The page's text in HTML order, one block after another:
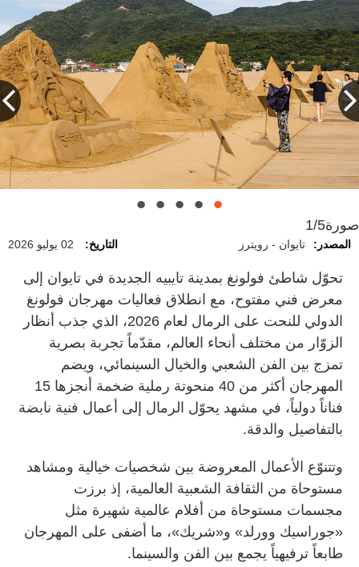
صورة1/5
المصدر: تايوان - رويترز التاريخ: 02 يوليو 2026
تحوّل شاطئ فولونغ بمدينة تايبيه الجديدة في تايوان إلى
معرض فني مفتوح، مع انطلاق فعاليات مهرجان فولونغ
الدولي للنحت على الرمال لعام 2026، الذي جذب أنظار
الزوّار من مختلف أنحاء العالم، مقدّماً تجربة بصرية
تمزج بين الفن الشعبي والخيال السينمائي، ويضم
المهرجان أكثر من 40 منحوتة رملية ضخمة أنجزها 15
فناناً دولياً، في مشهد يحوّل الرمال إلى أعمال فنية نابضة
بالتفاصيل والدقة.
وتتنوّع الأعمال المعروضة بين شخصيات خيالية ومشاهد
مستوحاة من الثقافة الشعبية العالمية، إذ برزت
مجسمات مستوحاة من أفلام عالمية شهيرة مثل
«جوراسيك وورلد» و«شريك»، ما أضفى على المهرجان
طابعاً ترفيهياً يجمع بين الفن والسينما.